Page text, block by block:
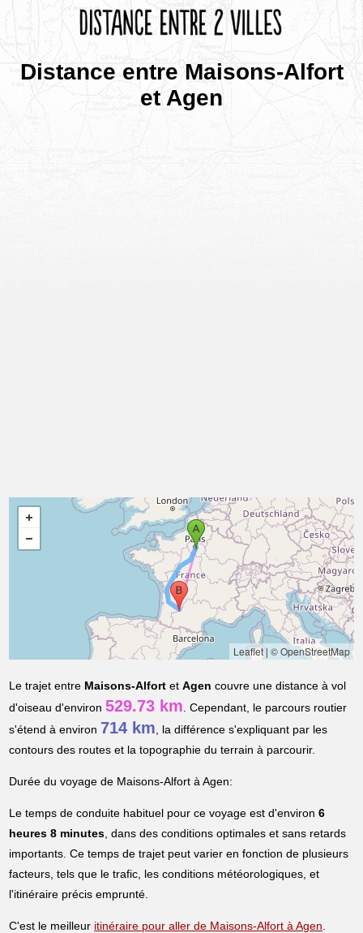
Distance entre Maisons-Alfort
et Agen
Leaflet| © OpenStreetMap
Le trajet entre Maisons-Alfort etAgen couvre une distance à vol
d'oiseau d'environ529.73 km. Cependant, le parcours routier
s'étend à environ 714 km, la différence s'expliquant par les
contours des routes et la topographie du terrain à parcourir.
Durée du voyage de Maisons-Alfort à Agen:
Le temps de conduite habituel pour ce voyage est d'environ6
heures 8 minutes, dans des conditions optimales et sans retards
importants. Ce temps de trajet peut varier en fonction de plusieurs
facteurs, tels que le trafic, les conditions météorologiques, et
l'itinéraire précis emprunté.
C'est le meilleur itinéraire pour aller de Maisons-Alfort à Agen.